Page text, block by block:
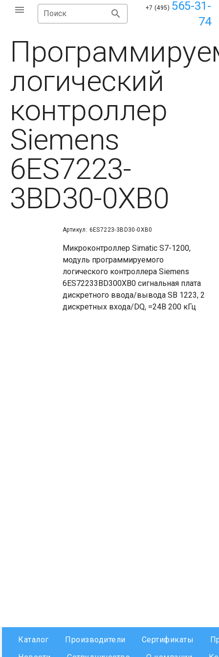
Поиск
+7 (495) 565-31-
74
логический
контроллер
Siemens
6ES7223-
3BD30-0XB0
Артикул: 6ES7223-3BD30-0XB0
Микроконтроллер Simatic S7-1200,
модуль программируемого
логического контроллера Siemens
6ES72233BD300XB0 сигнальная плата
дискретного ввода/вывода SB 1223, 2
дискретных входа/DQ, =24В 200 кГц
Каталог Производители Сертификаты